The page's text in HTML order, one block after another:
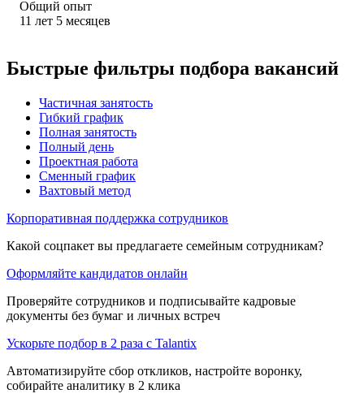
Общий опыт
11 лет 5 месяцев
Быстрые фильтры подбора вакансий
Частичная занятость
Гибкий график
Полная занятость
Полный день
Проектная работа
Сменный график
Вахтовый метод
Корпоративная поддержка сотрудников
Какой соцпакет вы предлагаете семейным сотрудникам?
Оформляйте кандидатов онлайн
Проверяйте сотрудников и подписывайте кадровые
документы без бумаг и личных встреч
Ускорьте подбор в 2 раза с Talantix
Автоматизируйте сбор откликов, настройте воронку,
собирайте аналитику в 2 клика